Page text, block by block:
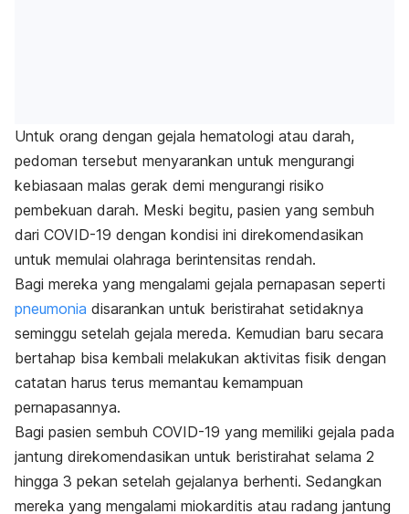
Untuk orang dengan gejala hematologi atau darah,
pedoman tersebut menyarankan untuk mengurangi
kebiasaan malas gerak demi mengurangi risiko
pembekuan darah. Meski begitu, pasien yang sembuh
dari COVID-19 dengan kondisi ini direkomendasikan
untuk memulai olahraga berintensitas rendah.
Bagi mereka yang mengalami gejala pernapasan seperti
pneumonia disarankan untuk beristirahat setidaknya
seminggu setelah gejala mereda. Kemudian baru secara
bertahap bisa kembali melakukan aktivitas fisik dengan
catatan harus terus memantau kemampuan
pernapasannya.
Bagi pasien sembuh COVID-19 yang memiliki gejala pada
jantung direkomendasikan untuk beristirahat selama 2
hingga 3 pekan setelah gejalanya berhenti. Sedangkan
mereka yang mengalami miokarditis atau radang jantung